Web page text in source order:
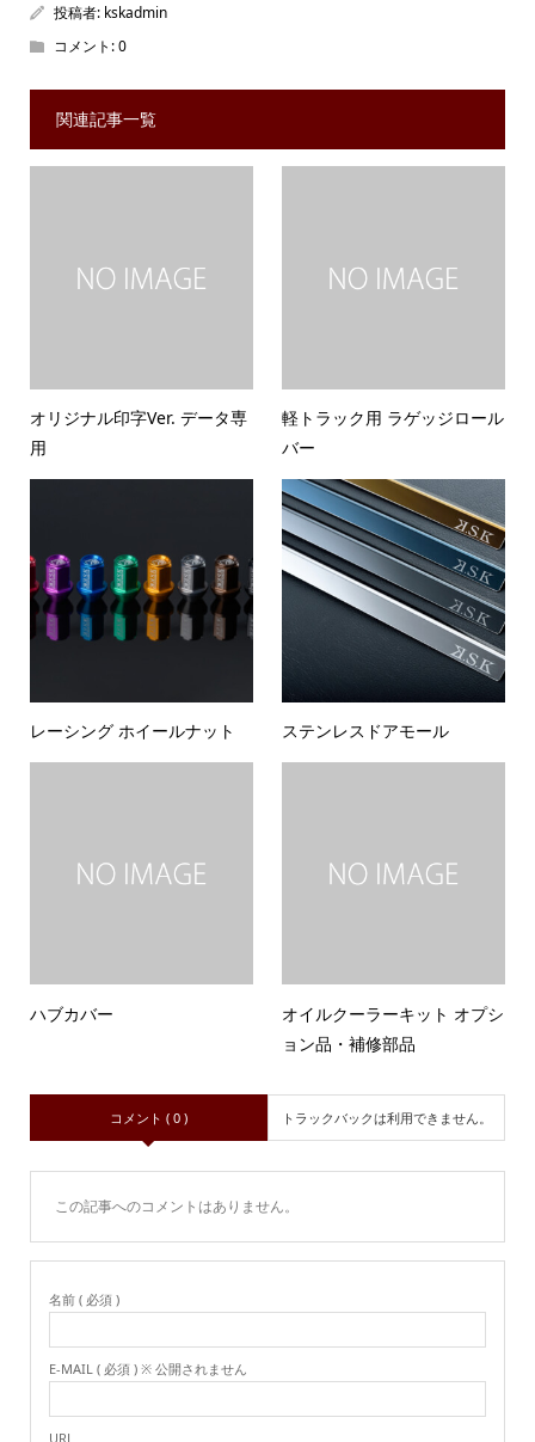
投稿者: kskadmin
コメント:0
関連記事一覧
オリジナル印字Ver. データ専
用
軽トラック用 ラゲッジロール
バー
レーシング ホイールナット ステンレスドアモール
ハブカバー
オイルクーラーキット オプシ
ョン品・補修部品
コメント ( 0 ) トラックバックは利用できません。
この記事へのコメントはありません。
名前 ( 必須 )
E-MAIL ( 必須 ) ※ 公開されません
URL